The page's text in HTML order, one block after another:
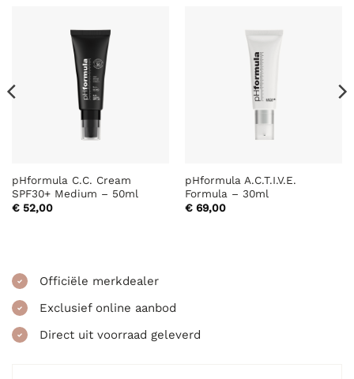
pHformula C.C. Cream
SPF30+ Medium – 50ml
€52,00
pHformula A.C.T.I.V.E.
Formula – 30ml
€69,00
Officiële merkdealer
Exclusief online aanbod
Direct uit voorraad geleverd